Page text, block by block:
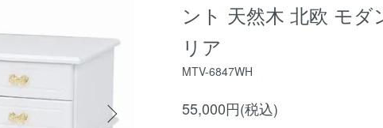
ント 天然木 北欧 モダ
リア
MTV-6847WH
55,000円(税込)